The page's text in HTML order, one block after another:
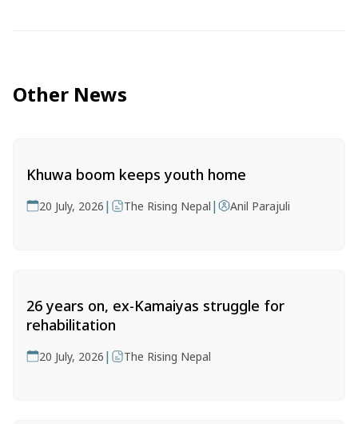
Other News
Khuwa boom keeps youth home
20 July, 2026 | The Rising Nepal | Anil Parajuli
26 years on, ex-Kamaiyas struggle for
rehabilitation
20 July, 2026 | The Rising Nepal